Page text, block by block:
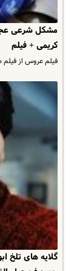
مشکل شرعی
کریمی + فیلم
فیلم عروس از فیلم های
گلایه های تلخ